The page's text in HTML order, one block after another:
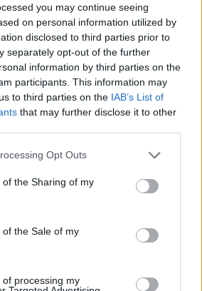
you may continue seeing
on personal information utilized by
disclosed to third parties prior to
separately opt-out of the further
information by third parties on the
participants. This information may
to third parties on the IAB’s List of
that may further disclose it to other
app uses one or more Google
or usage behaviour. You may click to
to Google and its third-party tags to
specified purposes in below Google
Opt Outs
the Sharing of my
the Sale of my
processing my
finti clienti svuotano le suite: furto da
resort
7 agosto, sole e caldo tornano